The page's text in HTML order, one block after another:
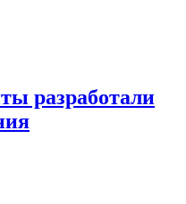
разработали